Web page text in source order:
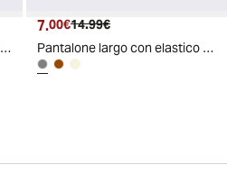
Pantalone baggy con cintura - Cammello
Prezzo attuale
7.00€ Prezzo originale
14.99€
Pantalone largo con elastico in vita - Grigio fango